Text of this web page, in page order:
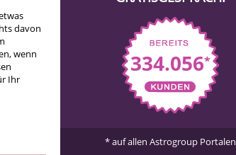
334.056*
* auf allen Astrogroup Portalen
davon
wenn
Ihr